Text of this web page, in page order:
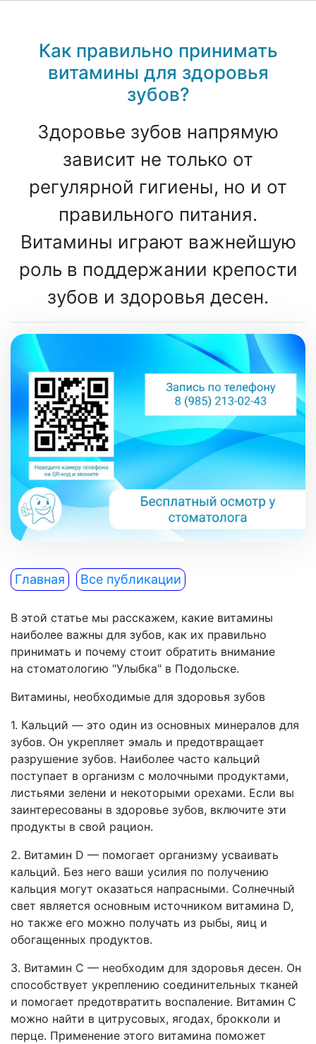
Как правильно принимать
витамины для здоровья
зубов?
Здоровье зубов напрямую
зависит не только от
регулярной гигиены, но и от
правильного питания.
Витамины играют важнейшую
роль в поддержании крепости
зубов и здоровья десен.
Главная Все публикации
В этой статье мы расскажем, какие витамины
наиболее важны для зубов, как их правильно
принимать и почему стоит обратить внимание
на стоматологию "Улыбка" в Подольске.
Витамины, необходимые для здоровья зубов
1. Кальций — это один из основных минералов для
зубов. Он укрепляет эмаль и предотвращает
разрушение зубов. Наиболее часто кальций
поступает в организм с молочными продуктами,
листьями зелени и некоторыми орехами. Если вы
заинтересованы в здоровье зубов, включите эти
продукты в свой рацион.
2. Витамин D — помогает организму усваивать
кальций. Без него ваши усилия по получению
кальция могут оказаться напрасными. Солнечный
свет является основным источником витамина D,
но также его можно получать из рыбы, яиц и
обогащенных продуктов.
3. Витамин C — необходим для здоровья десен. Он
способствует укреплению соединительных тканей
и помогает предотвратить воспаление. Витамин C
можно найти в цитрусовых, ягодах, брокколи и
перце. Применение этого витамина поможет